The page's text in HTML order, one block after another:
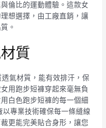
倫比的運動體驗。這款女
想選擇，由工廠直銷，讓
。
質
氣材質，能有效排汗，保
用跑步短褲穿起來毫無負
白色跑步短褲的每一個細
專業技術確保每一條縫線
更能完美貼合身形，讓您